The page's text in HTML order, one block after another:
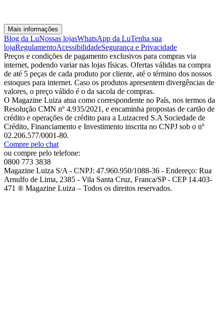
Mais informações
Blog da LuNossas lojasWhatsApp da LuTenha sua
lojaRegulamentoAcessibilidadeSegurança e Privacidade
Preços e condições de pagamento exclusivos para compras via
internet, podendo variar nas lojas físicas. Ofertas válidas na compra
de até 5 peças de cada produto por cliente, até o término dos nossos
estoques para internet. Caso os produtos apresentem divergências de
valores, o preço válido é o da sacola de compras.
O Magazine Luiza atua como correspondente no País, nos termos da
Resolução CMN nº 4.935/2021, e encaminha propostas de cartão de
crédito e operações de crédito para a Luizacred S.A Sociedade de
Crédito, Financiamento e Investimento inscrita no CNPJ sob o nº
02.206.577/0001-80.
Compre pelo chat
ou compre pelo telefone:
0800 773 3838
Magazine Luiza S/A - CNPJ: 47.960.950/1088-36 - Endereço: Rua
Arnulfo de Lima, 2385 - Vila Santa Cruz, Franca/SP - CEP 14.403-
471 ® Magazine Luiza – Todos os direitos reservados.